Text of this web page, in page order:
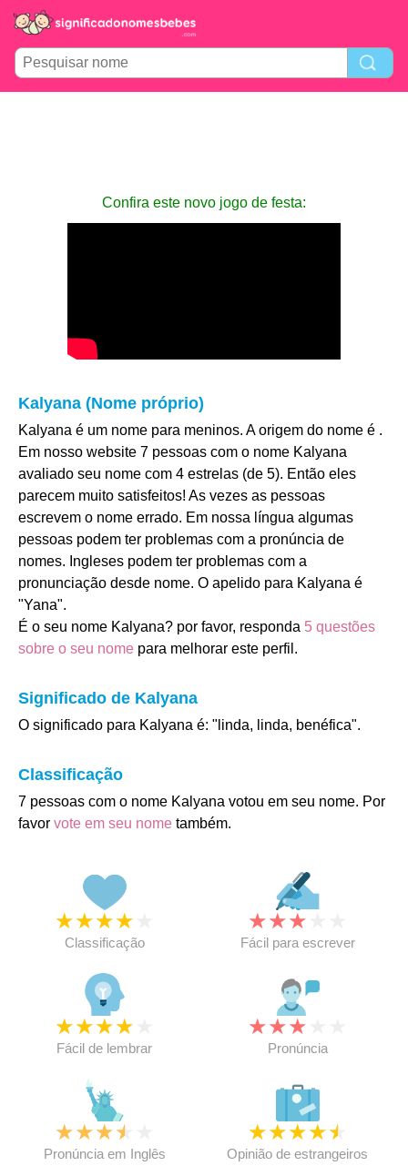
Confira este novo jogo de festa:
Kalyana (Nome próprio)
Kalyana é um nome para meninos. A origem do nome é .
Em nosso website 7 pessoas com o nome Kalyana
avaliado seu nome com 4 estrelas (de 5). Então eles
parecem muito satisfeitos! As vezes as pessoas
escrevem o nome errado. Em nossa língua algumas
pessoas podem ter problemas com a pronúncia de
nomes. Ingleses podem ter problemas com a
pronunciação desde nome. O apelido para Kalyana é
"Yana".
É o seu nome Kalyana? por favor, responda 5 questões
sobre o seu nome para melhorar este perfil.
Significado de Kalyana
O significado para Kalyana é: "linda, linda, benéfica".
Classificação
7 pessoas com o nome Kalyana votou em seu nome. Por
favor vote em seu nome também.
★★★★
Classificação
★★★
Fácil para escrever
★★★★
Fácil de lembrar
★★★
Pronúncia
★★★★
Pronúncia em Inglês
★★★★★
Opinião de estrangeiros